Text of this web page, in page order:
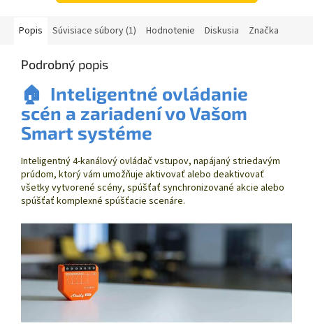
Popis Súvisiace súbory (1) Hodnotenie Diskusia Značka
Podrobný popis
🏠 Inteligentné ovládanie
scén a zariadení vo Vašom
Smart systéme
Inteligentný 4-kanálový ovládač vstupov, napájaný striedavým
prúdom, ktorý vám umožňuje aktivovať alebo deaktivovať
všetky vytvorené scény, spúšťať synchronizované akcie alebo
spúšťať komplexné spúšťacie scenáre.